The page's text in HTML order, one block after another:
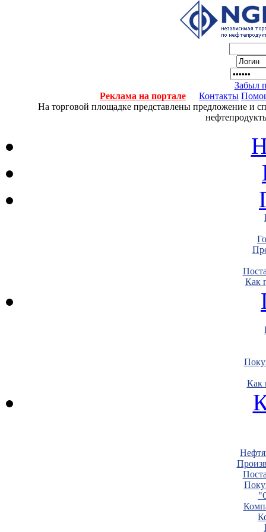
Забыл
Реклама на портале
Контакты
На торговой площадке представлены предложение и
Как
Как